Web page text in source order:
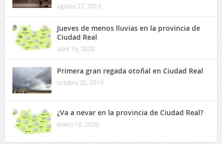
agosto 27, 2019
Jueves de menos lluvias en la provincia de
Ciudad Real
abril 15, 2020
Primera gran regada otoñal en Ciudad Real
octubre 20, 2019
¿Va a nevar en la provincia de Ciudad Real?
enero 18, 2020